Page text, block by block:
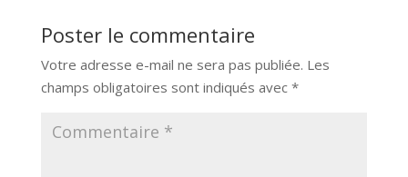
Poster le commentaire
Votre adresse e-mail ne sera pas publiée. Les
champs obligatoires sont indiqués avec *